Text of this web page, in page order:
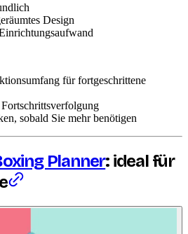
Design
für fortgeschrittene
sobald Sie mehr benötigen
Planner: ideal für